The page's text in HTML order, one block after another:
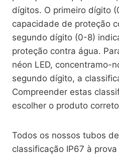
dígitos. O primeiro dígito
capacidade de proteção
segundo dígito (0-8)
proteção contra água.
néon LED, concentramo-
segundo dígito, a
Compreender estas
escolher o produto
Todos os nossos tubos
classificação IP67 à